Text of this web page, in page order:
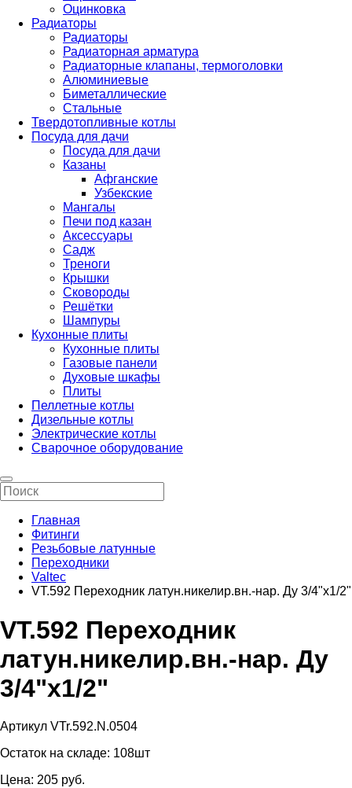
Оцинковка
Радиаторы
Радиаторы
Радиаторная арматура
Радиаторные клапаны, термоголовки
Алюминиевые
Биметаллические
Стальные
Твердотопливные котлы
Посуда для дачи
Посуда для дачи
Казаны
Афганские
Узбекские
Мангалы
Печи под казан
Аксессуары
Садж
Треноги
Крышки
Сковороды
Решётки
Шампуры
Кухонные плиты
Кухонные плиты
Газовые панели
Духовые шкафы
Плиты
Пеллетные котлы
Дизельные котлы
Электрические котлы
Сварочное оборудование
Главная
Фитинги
Резьбовые латунные
Переходники
Valtec
VT.592 Переходник латун.никелир.вн.-нар. Ду 3/4"х1/2"
VT.592 Переходник
латун.никелир.вн.-нар. Ду
3/4"х1/2"
Артикул VTr.592.N.0504
Остаток на складе: 108шт
Цена: 205 pуб.